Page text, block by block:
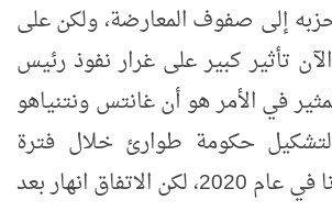
إلى صفوف المعارضة، ولكن على
تأثير كبير على غرار نفوذ رئيس
في الأمر هو أن غانتس ونتنياهو
حكومة طوارئ خلال فترة
انتشار وباء كورونا في عام 2020، لكن الاتفاق انهار بعد